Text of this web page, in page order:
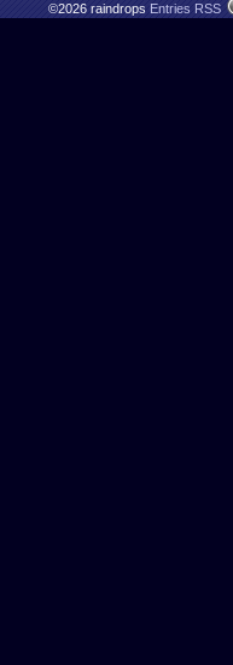
©2026 raindrops Entries RSS